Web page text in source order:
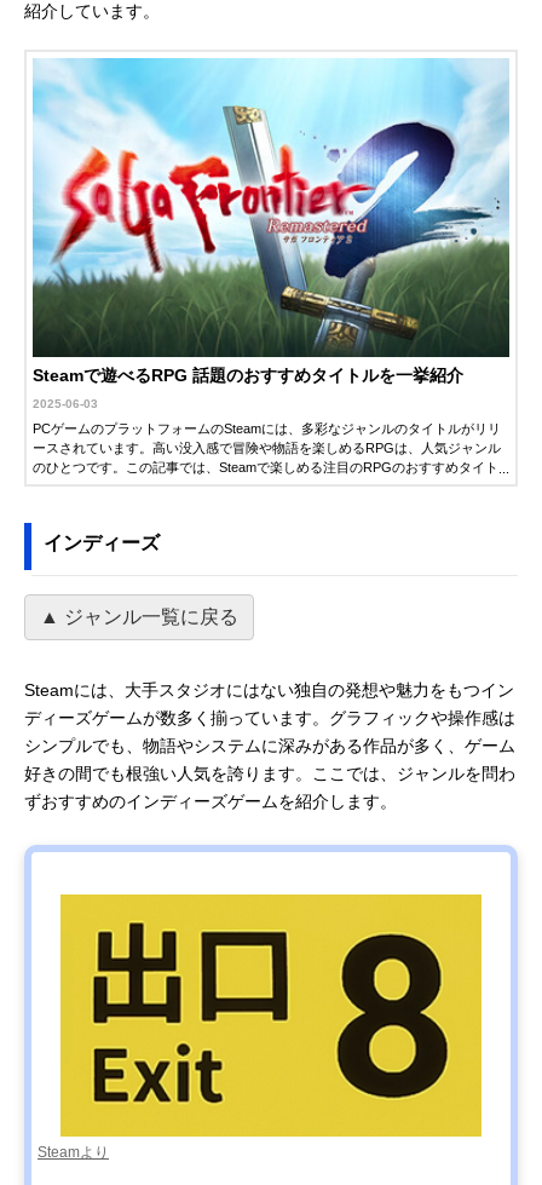
紹介しています。
Steamで遊べるRPG 話題のおすすめタイトルを一挙紹介
2025-06-03
PCゲームのプラットフォームのSteamには、多彩なジャンルのタイトルがリリ
ースされています。高い没入感で冒険や物語を楽しめるRPGは、人気ジャンル
のひとつです。この記事では、Steamで楽しめる注目のRPGのおすすめタイト
インディーズ
▲ ジャンル一覧に戻る
Steamには、大手スタジオにはない独自の発想や魅力をもつイン
ディーズゲームが数多く揃っています。グラフィックや操作感は
シンプルでも、物語やシステムに深みがある作品が多く、ゲーム
好きの間でも根強い人気を誇ります。ここでは、ジャンルを問わ
ずおすすめのインディーズゲームを紹介します。
Steamより